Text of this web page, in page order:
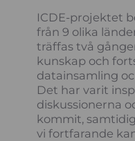
ICDE-projektet
från 9 olika
träffas två
kunskap och
datainsamling
Det har varit
diskussionerna
kommit,
vi fortfarande